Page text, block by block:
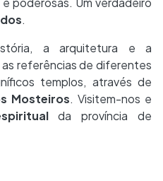
.
a arquitetura e a
referências de diferentes
templos, através de
Mosteiros. Visitem-nos e
da província de